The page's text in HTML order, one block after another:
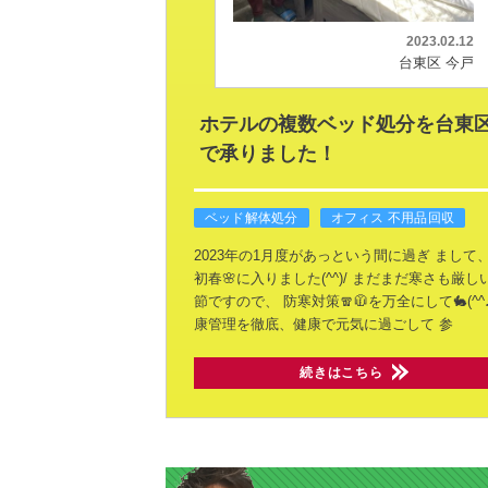
2023.02.12
台東区 今戸
ホテルの複数ベッド処分を台東
で承りました！
ベッド解体処分 オフィス 不用品回収
2023年の1月度があっという間に過ぎ まして
初春🌸に入りました(^^)/ まだまだ寒さも厳し
節ですので、
防寒対策🧣🧥を万全にして
康管理を徹底、健康で元気に過ごして 参
続きはこちら